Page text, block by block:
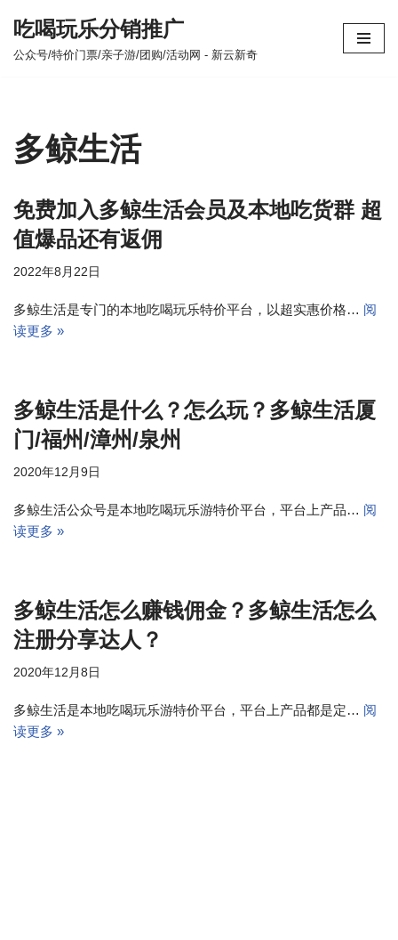
跳
吃喝玩乐分销推广
公众号/特价门票/亲子游/团购/活动网 - 新云新奇
多鲸生活
免费加入多鲸生活会员及本地吃货群 超
值爆品还有返佣
2022年8月22日
多鲸生活是专门的本地吃喝玩乐特价平台，以超实惠价格… 阅
读更多 »
多鲸生活是什么？怎么玩？多鲸生活厦
门/福州/漳州/泉州
2020年12月9日
多鲸生活公众号是本地吃喝玩乐游特价平台，平台上产品… 阅
读更多 »
多鲸生活怎么赚钱佣金？多鲸生活怎么
注册分享达人？
2020年12月8日
多鲸生活是本地吃喝玩乐游特价平台，平台上产品都是定… 阅
读更多 »